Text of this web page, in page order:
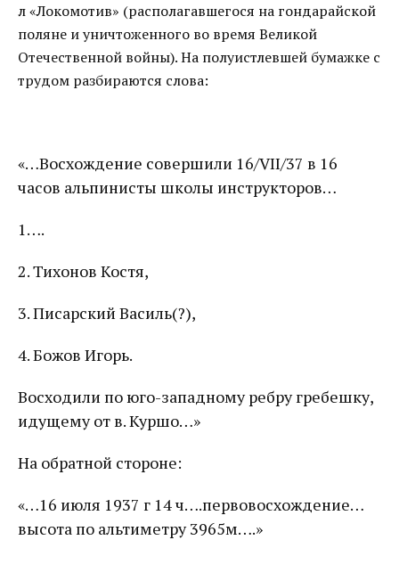
л «Локомотив» (располагавшегося на гондарайской
поляне и уничтоженного во время Великой
Отечественной войны). На полуистлевшей бумажке с
трудом разбираются слова:
«…Восхождение совершили 16/VII/37 в 16
часов альпинисты школы инструкторов…
1….
2. Тихонов Костя,
3. Писарский Василь(?),
4. Божов Игорь.
Восходили по юго-западному ребру гребешку,
идущему от в. Куршо…»
На обратной стороне:
«…16 июля 1937 г 14 ч….первовосхождение…
высота по альтиметру 3965м….»